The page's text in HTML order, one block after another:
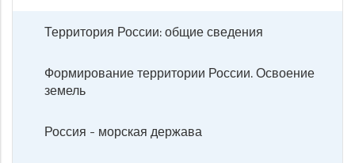
Территория России: общие сведения
Формирование территории России. Освоение
земель
Россия - морская держава